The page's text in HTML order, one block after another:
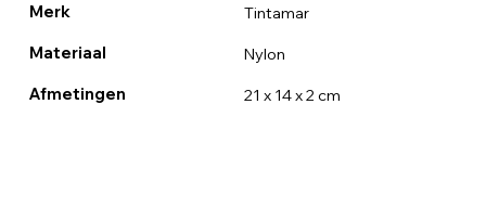
Merk Tintamar
Materiaal Nylon
Afmetingen 21 x 14 x 2 cm